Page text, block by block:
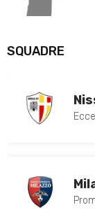
SQUADRE